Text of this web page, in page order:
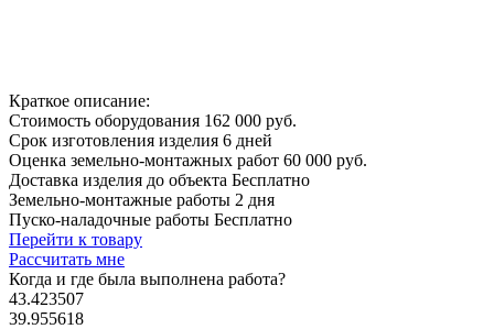
Краткое описание:
Стоимость оборудования 162 000 руб.
Срок изготовления изделия 6 дней
Оценка земельно-монтажных работ 60 000 руб.
Доставка изделия до объекта Бесплатно
Земельно-монтажные работы 2 дня
Пуско-наладочные работы Бесплатно
Перейти к товару
Рассчитать мне
Когда и где была выполнена работа?
43.423507
39.955618